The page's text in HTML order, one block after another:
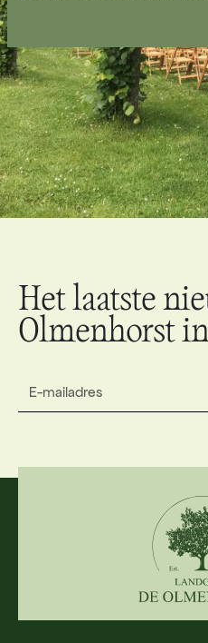
Het laatste
Olmenhorst